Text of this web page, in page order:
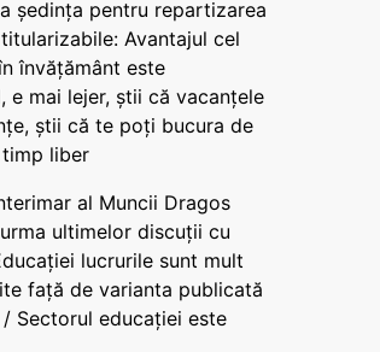
ședința pentru repartizarea
Avantajul cel
învățământ este
e mai lejer, știi că vacanțele
știi că te poți bucura de
liber
al Muncii Dragos
ultimelor discuții cu
lucrurile sunt mult
față de varianta publicată
/ Sectorul educației este